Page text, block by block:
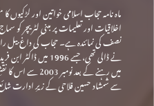
ماہ نامہ حجاب اسلامی خواتین اور
اخلاقیات اور تعلیمات پر مبنی لٹریچر
نے ڈالی تھی، جسے
میں رہنے کے بعد
سے شمشاد حسین فلاحی کے زیرِ ادارت